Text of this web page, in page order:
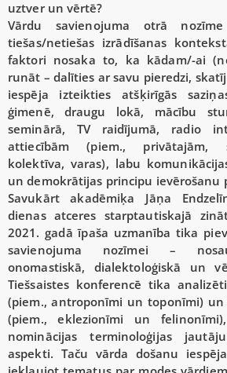
uztver un vērtē?
Vārdu savienojuma otrā
tiešas/netiešas izrādīšanas
faktori nosaka to, ka kādam/-ai
runāt – dalīties ar savu pieredzi,
iespēja izteikties atšķirīgās
ģimenē, draugu lokā, mācību
seminārā, TV raidījumā, radio
attiecībām (piem., privātajām,
kolektīva, varas), labu
un demokrātijas principu ievērošanu
Savukārt akadēmiķa Jāņa
dienas atceres starptautiskajā
2021. gadā īpaša uzmanība tika
savienojuma nozīmei –
onomastiskā, dialektoloģiskā un
Tiešsaistes konferencē tika
(piem., antroponīmi un toponīmi)
(piem., eklezionīmi un
nominācijas terminoloģijas
aspekti. Taču vārda došanu